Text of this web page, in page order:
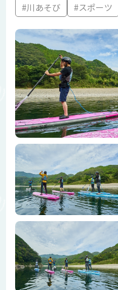
#川あそび #スポーツ